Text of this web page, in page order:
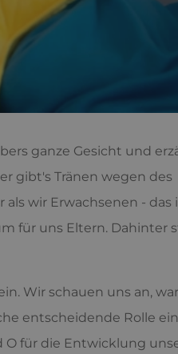
ganze Gesicht und
gibt's Tränen wegen des
wir Erwachsenen - das
für uns Eltern. Dahinter
Wir schauen uns an,
entscheidende Rolle
für die Entwicklung